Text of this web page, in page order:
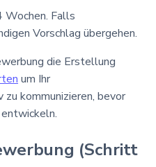
Wochen. Falls
Vorschlag übergehen.
die Erstellung
um Ihr
kommunizieren, bevor
(Schritt